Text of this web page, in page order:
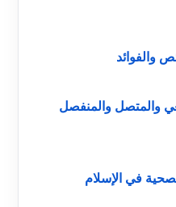
والفوائد
والمتصل والمنفصل
في الإسلام